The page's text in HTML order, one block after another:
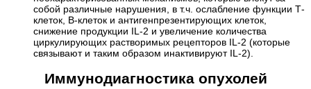
собой различные нарушения, в т.ч. ослабление функции Т-
клеток, В-клеток и антигенпрезентирующих клеток,
снижение продукции IL-2 и увеличение количества
циркулирующих растворимых рецепторов IL-2 (которые
связывают и таким образом инактивируют IL-2).
Иммунодиагностика опухолей